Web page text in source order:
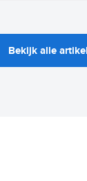
Bekijk alle